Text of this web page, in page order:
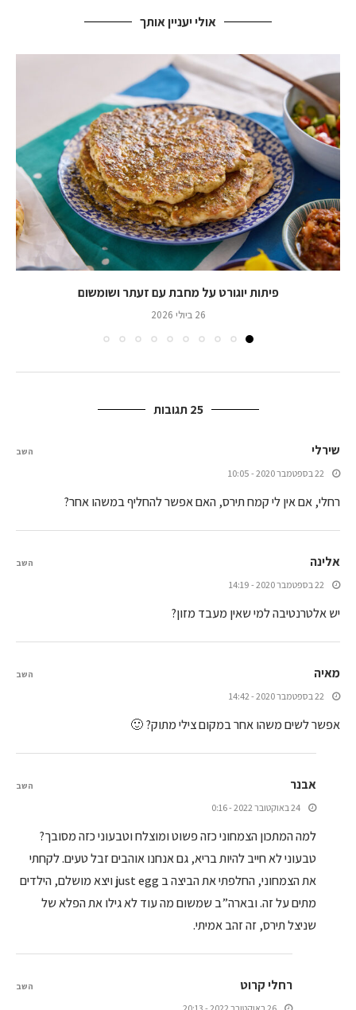
אולי יעניין אותך
פיתות יוגורט על מחבת עם זעתר ושומשום
26 ביולי 2026
25 תגובות
שירלי
22 בספטמבר 2020 - 10:05
רחלי, אם אין לי קמח תירס, האם אפשר להחליף במשהו אחר?
השב
אלינה
22 בספטמבר 2020 - 14:19
יש אלטרנטיבה למי שאין מעבד מזון?
השב
מאיה
22 בספטמבר 2020 - 14:42
אפשר לשים משהו אחר במקום צילי מתוק? 🙂
השב
אבנר
24 באוקטובר 2022 - 0:16
למה המתכון הצמחוני כזה פשוט ומוצלח וטבעוני כזה מסובך?
טבעוני לא חייב להיות בריא, גם אנחנו אוהבים זבל טעים. לקחתי
את הצמחוני, החלפתי את הביצה ב just egg ויצא מושלם, הילדים
מתים על זה. ובארה”ב שמשום מה עוד לא גילו את הפלא של
שניצל תירס, זה זהב אמיתי.
השב
רחלי קרוט השב